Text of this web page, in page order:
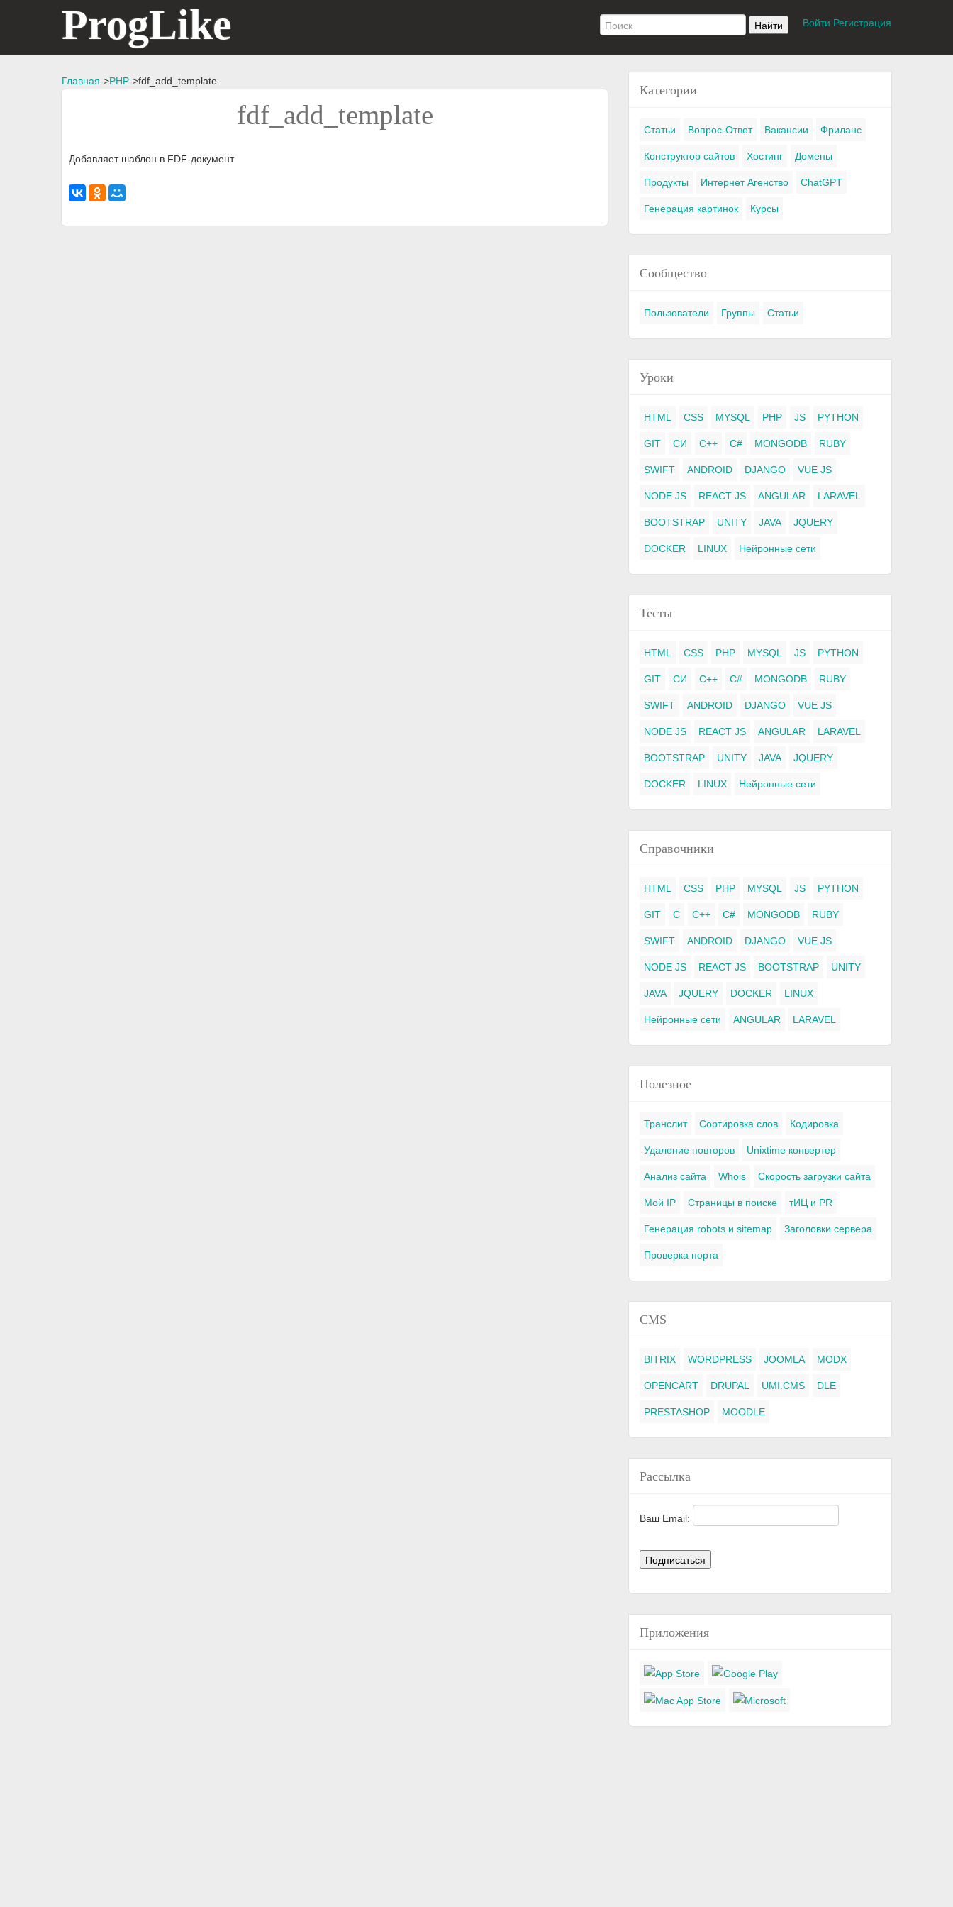
ProgLike Войти Регистрация
Главная->PHP->fdf_add_template
fdf_add_template
Добавляет шаблон в FDF-документ
Категории
Статьи Вопрос-Ответ Вакансии Фриланс
Конструктор сайтов Хостинг Домены
Продукты Интернет Агенство ChatGPT
Генерация картинок Курсы
Сообщество
Пользователи Группы Статьи
Уроки
HTML CSS MYSQL PHP JS PYTHON
GIT СИ C++ C# MONGODB RUBY
SWIFT ANDROID DJANGO VUE JS
NODE JS REACT JS ANGULAR LARAVEL
BOOTSTRAP UNITY JAVA JQUERY
DOCKER LINUX Нейронные сети
Тесты
HTML CSS PHP MYSQL JS PYTHON
GIT СИ C++ C# MONGODB RUBY
SWIFT ANDROID DJANGO VUE JS
NODE JS REACT JS ANGULAR LARAVEL
BOOTSTRAP UNITY JAVA JQUERY
DOCKER LINUX Нейронные сети
Справочники
HTML CSS PHP MYSQL JS PYTHON
GIT C C++ C# MONGODB RUBY
SWIFT ANDROID DJANGO VUE JS
NODE JS REACT JS BOOTSTRAP UNITY
JAVA JQUERY DOCKER LINUX
Нейронные сети ANGULAR LARAVEL
Полезное
Транслит Сортировка слов Кодировка
Удаление повторов Unixtime конвертер
Анализ сайта Whois Скорость загрузки сайта
Мой IP Страницы в поиске тИЦ и PR
Генерация robots и sitemap Заголовки сервера
Проверка порта
CMS
BITRIX WORDPRESS JOOMLA MODX
OPENCART DRUPAL UMI.CMS DLE
PRESTASHOP MOODLE
Рассылка
Ваш Email:
Приложения